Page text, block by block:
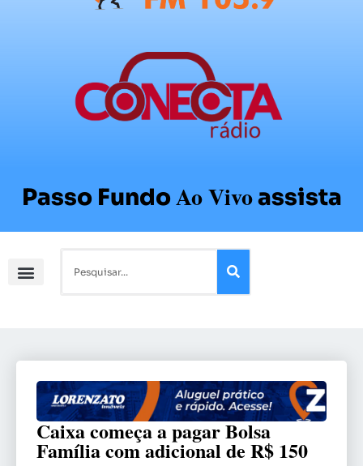
Passo FundoAo Vivoassista
Caixa começa a pagar Bolsa
Família com adicional de R$ 150